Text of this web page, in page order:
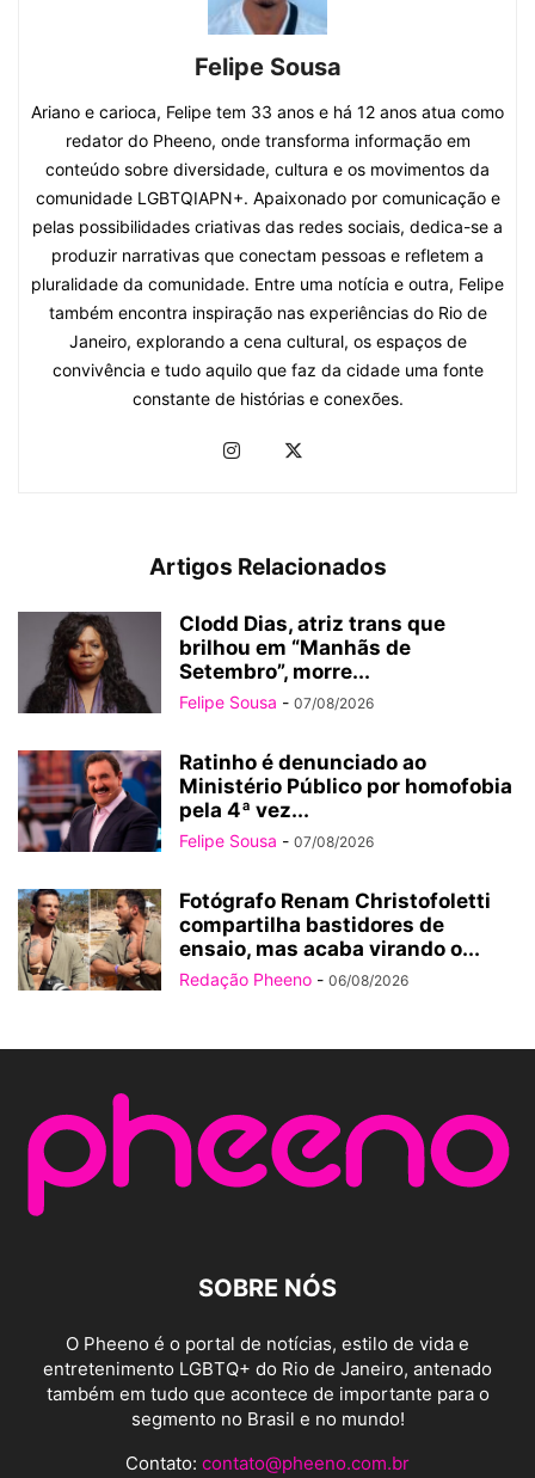
Felipe Sousa
Ariano e carioca, Felipe tem 33 anos e há 12 anos atua como
redator do Pheeno, onde transforma informação em
conteúdo sobre diversidade, cultura e os movimentos da
comunidade LGBTQIAPN+. Apaixonado por comunicação e
pelas possibilidades criativas das redes sociais, dedica-se a
produzir narrativas que conectam pessoas e refletem a
pluralidade da comunidade. Entre uma notícia e outra, Felipe
também encontra inspiração nas experiências do Rio de
Janeiro, explorando a cena cultural, os espaços de
convivência e tudo aquilo que faz da cidade uma fonte
constante de histórias e conexões.
Artigos Relacionados
Clodd Dias, atriz trans que
brilhou em “Manhãs de
Setembro”, morre...
Felipe Sousa - 07/08/2026
Ratinho é denunciado ao
Ministério Público por homofobia
pela 4ª vez...
Felipe Sousa - 07/08/2026
Fotógrafo Renam Christofoletti
compartilha bastidores de
ensaio, mas acaba virando o...
Redação Pheeno - 06/08/2026
SOBRE NÓS
O Pheeno é o portal de notícias, estilo de vida e
entretenimento LGBTQ+ do Rio de Janeiro, antenado
também em tudo que acontece de importante para o
segmento no Brasil e no mundo!
Contato: contato@pheeno.com.br